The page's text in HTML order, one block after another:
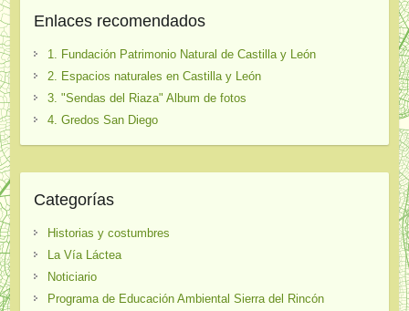
Enlaces recomendados
1. Fundación Patrimonio Natural de Castilla y León
2. Espacios naturales en Castilla y León
3. "Sendas del Riaza" Album de fotos
4. Gredos San Diego
Categorías
Historias y costumbres
La Vía Láctea
Noticiario
Programa de Educación Ambiental Sierra del Rincón